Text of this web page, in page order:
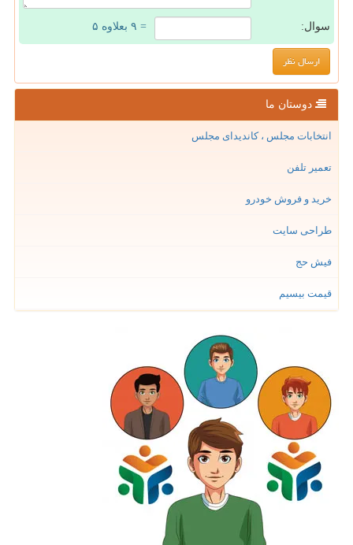
سوال: = ۹ بعلاوه ۵
دوستان ما
انتخابات مجلس ، کاندیدای مجلس
تعمیر تلفن
خرید و فروش خودرو
طراحی سایت
فیش حج
قیمت بیسیم